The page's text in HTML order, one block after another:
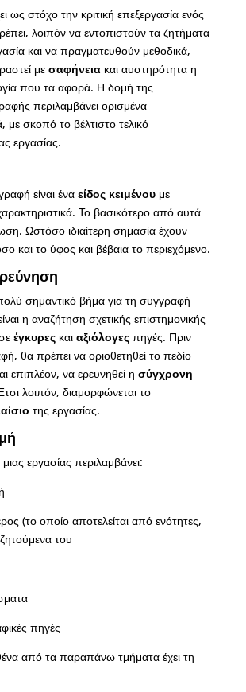
ως στόχο την κριτική επεξεργασία ενός
λοιπόν να εντοπιστούν τα ζητήματα
και να πραγματευθούν μεθοδικά,
με σαφήνειακαι αυστηρότητα η
που τα αφορά. Η δομή της
περιλαμβάνει ορισμένα
με σκοπό το βέλτιστο τελικό
εργασίας.
είναι ένα είδος κειμένου με
Το βασικότερο από αυτά
Ωστόσο ιδιαίτερη σημασία έχουν
και το ύφος και βέβαια το περιεχόμενο.
σημαντικό βήμα για τη συγγραφή
η αναζήτηση σχετικής επιστημονικής
έγκυρεςκαι αξιόλογεςπηγές. Πριν
θα πρέπει να οριοθετηθεί το πεδίο
επιπλέον, να ερευνηθεί η σύγχρονη
λοιπόν, διαμορφώνεται το
της εργασίας.
εργασίας περιλαμβάνει:
(το οποίο αποτελείται από ενότητες,
ζητούμενα του
πηγές
από τα παραπάνω τμήματα έχει τη